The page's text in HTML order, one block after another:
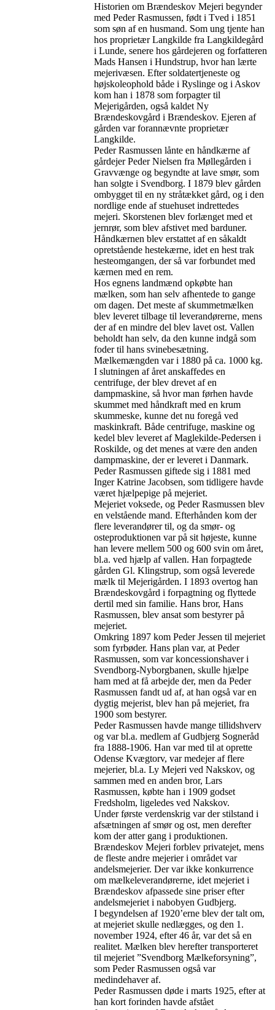
Historien om Brændeskov Mejeri begynder
med Peder Rasmussen, født i Tved i 1851
som søn af en husmand. Som ung tjente han
hos proprietær Langkilde fra Langkildegård
i Lunde, senere hos gårdejeren og forfatteren
Mads Hansen i Hundstrup, hvor han lærte
mejerivæsen. Efter soldatertjeneste og
højskoleophold både i Ryslinge og i Askov
kom han i 1878 som forpagter til
Mejerigården, også kaldet Ny
Brændeskovgård i Brændeskov. Ejeren af
gården var forannævnte proprietær
Langkilde.
Peder Rasmussen lånte en håndkærne af
gårdejer Peder Nielsen fra Møllegården i
Gravvænge og begyndte at lave smør, som
han solgte i Svendborg. I 1879 blev gården
ombygget til en ny stråtækket gård, og i den
nordlige ende af stuehuset indrettedes
mejeri. Skorstenen blev forlænget med et
jernrør, som blev afstivet med barduner.
Håndkærnen blev erstattet af en såkaldt
opretstående hestekærne, idet en hest trak
hesteomgangen, der så var forbundet med
kærnen med en rem.
Hos egnens landmænd opkøbte han
mælken, som han selv afhentede to gange
om dagen. Det meste af skummetmælken
blev leveret tilbage til leverandørerne, mens
der af en mindre del blev lavet ost. Vallen
beholdt han selv, da den kunne indgå som
foder til hans svinebesætning.
Mælkemængden var i 1880 på ca. 1000 kg.
I slutningen af året anskaffedes en
centrifuge, der blev drevet af en
dampmaskine, så hvor man førhen havde
skummet med håndkraft med en krum
skummeske, kunne det nu foregå ved
maskinkraft. Både centrifuge, maskine og
kedel blev leveret af Maglekilde-Pedersen i
Roskilde, og det menes at være den anden
dampmaskine, der er leveret i Danmark.
Peder Rasmussen giftede sig i 1881 med
Inger Katrine Jacobsen, som tidligere havde
været hjælpepige på mejeriet.
Mejeriet voksede, og Peder Rasmussen blev
en velstående mand. Efterhånden kom der
flere leverandører til, og da smør- og
osteproduktionen var på sit højeste, kunne
han levere mellem 500 og 600 svin om året,
bl.a. ved hjælp af vallen. Han forpagtede
gården Gl. Klingstrup, som også leverede
mælk til Mejerigården. I 1893 overtog han
Brændeskovgård i forpagtning og flyttede
dertil med sin familie. Hans bror, Hans
Rasmussen, blev ansat som bestyrer på
mejeriet.
Omkring 1897 kom Peder Jessen til mejeriet
som fyrbøder. Hans plan var, at Peder
Rasmussen, som var koncessionshaver i
Svendborg-Nyborgbanen, skulle hjælpe
ham med at få arbejde der, men da Peder
Rasmussen fandt ud af, at han også var en
dygtig mejerist, blev han på mejeriet, fra
1900 som bestyrer.
Peder Rasmussen havde mange tillidshverv
og var bl.a. medlem af Gudbjerg Sogneråd
fra 1888-1906. Han var med til at oprette
Odense Kvægtorv, var medejer af flere
mejerier, bl.a. Ly Mejeri ved Nakskov, og
sammen med en anden bror, Lars
Rasmussen, købte han i 1909 godset
Fredsholm, ligeledes ved Nakskov.
Under første verdenskrig var der stilstand i
afsætningen af smør og ost, men derefter
kom der atter gang i produktionen.
Brændeskov Mejeri forblev privatejet, mens
de fleste andre mejerier i området var
andelsmejerier. Der var ikke konkurrence
om mælkeleverandørerne, idet mejeriet i
Brændeskov afpassede sine priser efter
andelsmejeriet i nabobyen Gudbjerg.
I begyndelsen af 1920’erne blev der talt om,
at mejeriet skulle nedlægges, og den 1.
november 1924, efter 46 år, var det så en
realitet. Mælken blev herefter transporteret
til mejeriet ”Svendborg Mælkeforsyning”,
som Peder Rasmussen også var
medindehaver af.
Peder Rasmussen døde i marts 1925, efter at
han kort forinden havde afstået